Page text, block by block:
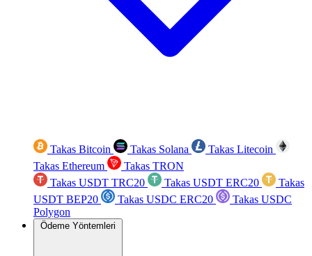
Takas Bitcoin Takas Solana
Takas Litecoin
Takas Ethereum
Takas TRON
Takas USDT TRC20
Takas USDT ERC20
Takas
USDT BEP20
Takas USDC ERC20
Takas USDC
Polygon
Ödeme Yöntemleri